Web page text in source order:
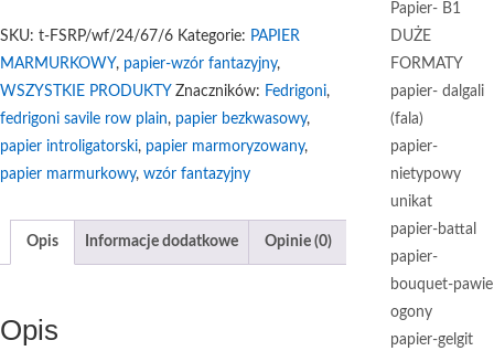
marmurkowy
Granatowo-
różowe
Fale
FSRP
SKU: t-FSRP/wf/24/67/6 Kategorie: PAPIER
MARMURKOWY, papier-wzór fantazyjny,
WSZYSTKIE PRODUKTY Znaczników: Fedrigoni,
fedrigoni savile row plain, papier bezkwasowy,
papier introligatorski, papier marmoryzowany,
papier marmurkowy, wzór fantazyjny
Opis Informacje dodatkowe Opinie (0)
Opis
Papier- B1
DUŻE
FORMATY
papier- dalgali
(fala)
papier-
nietypowy
unikat
papier-battal
papier-
bouquet-pawie
ogony
papier-gelgit